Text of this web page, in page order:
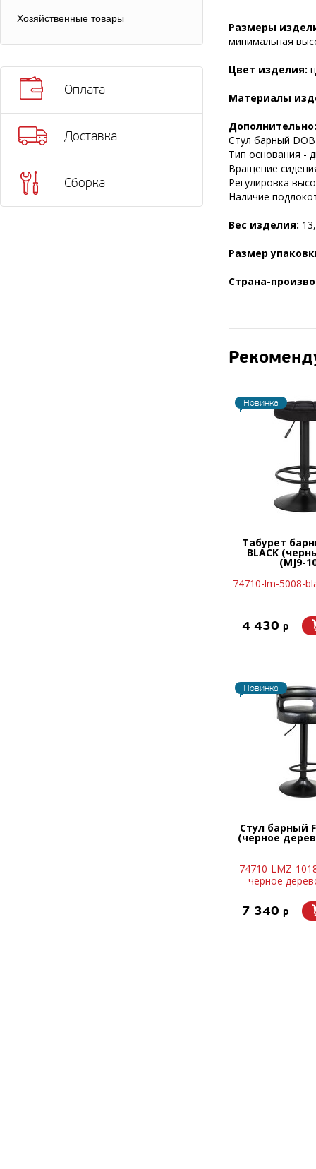
Хозяйственные товары
Оплата
Доставка
Сборка
Размеры
минимальная
Цвет изделия:
Материалы
Дополнительно:
Стул барный
Тип основания -
Вращение
Регулировка
Наличие
Вес изделия:
Размер
Страна-
Новинка
Табурет
BLACK
(MJ9-
74710-lm-5008-
4 430 p
Новинка
Стул барный
(черное
74710-LMZ-
черное
7 340 p